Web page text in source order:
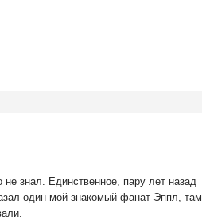
знал. Единственное, пару лет назад
один мой знакомый фанат Эппл, там